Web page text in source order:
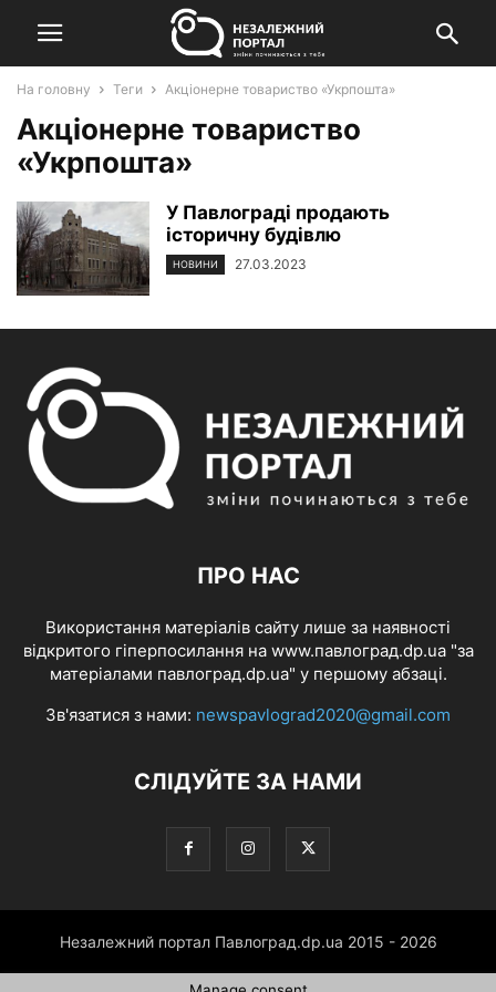
На головну Теги Акціонерне товариство «Укрпошта»
Акціонерне товариство
«Укрпошта»
У Павлограді продають
історичну будівлю
НОВИНИ 27.03.2023
ПРО НАС
Використання матеріалів сайту лише за наявності
відкритого гіперпосилання на www.павлоград.dp.ua "за
матеріалами павлоград.dp.ua" у першому абзаці.
Зв'язатися з нами: newspavlograd2020@gmail.com
СЛІДУЙТЕ ЗА НАМИ
Незалежний портал Павлоград.dp.ua 2015 - 2026